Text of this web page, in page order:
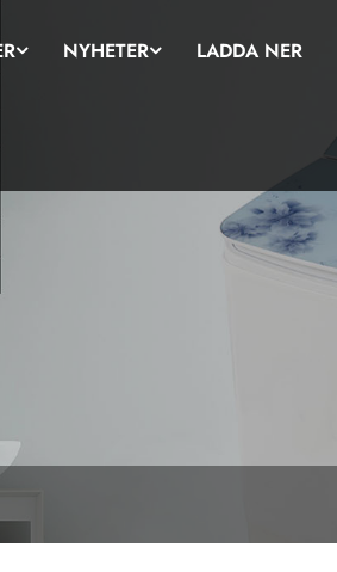
NYHETER LADDA NER